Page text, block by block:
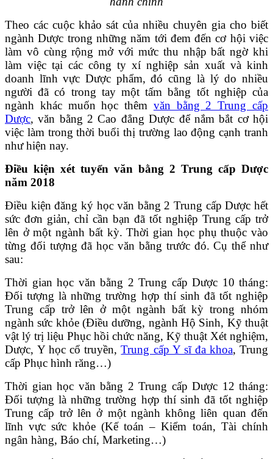
Theo các cuộc khảo sát của nhiều chuyên gia cho biết
ngành Dược trong những năm tới đem đến cơ hội việc
làm vô cùng rộng mở với mức thu nhập bất ngờ khi
làm việc tại các công ty xí nghiệp sản xuất và kinh
doanh lĩnh vực Dược phẩm, đó cũng là lý do nhiều
người đã có trong tay một tấm bằng tốt nghiệp của
ngành khác muốn học thêm văn bằng 2 Trung cấp
Dược, văn bằng 2 Cao đẳng Dược để nắm bắt cơ hội
việc làm trong thời buổi thị trường lao động cạnh tranh
như hiện nay.
Điều kiện xét tuyển văn bằng 2 Trung cấp Dược
năm 2018
Điều kiện đăng ký học văn bằng 2 Trung cấp Dược hết
sức đơn giản, chỉ cần bạn đã tốt nghiệp Trung cấp trở
lên ở một ngành bất kỳ. Thời gian học phụ thuộc vào
từng đối tượng đã học văn bằng trước đó. Cụ thể như
sau:
Thời gian học văn bằng 2 Trung cấp Dược 10 tháng:
Đối tượng là những trường hợp thí sinh đã tốt nghiệp
Trung cấp trở lên ở một ngành bất kỳ trong nhóm
ngành sức khỏe (Điều dưỡng, ngành Hộ Sinh, Kỹ thuật
vật lý trị liệu Phục hồi chức năng, Kỹ thuật Xét nghiệm,
Dược, Y học cổ truyền,Trung cấp Y sĩ đa khoa, Trung
cấp Phục hình răng…)
Thời gian học văn bằng 2 Trung cấp Dược 12 tháng:
Đối tượng là những trường hợp thí sinh đã tốt nghiệp
Trung cấp trở lên ở một ngành không liên quan đến
lĩnh vực sức khỏe (Kế toán – Kiểm toán, Tài chính
ngân hàng, Báo chí, Marketing…)